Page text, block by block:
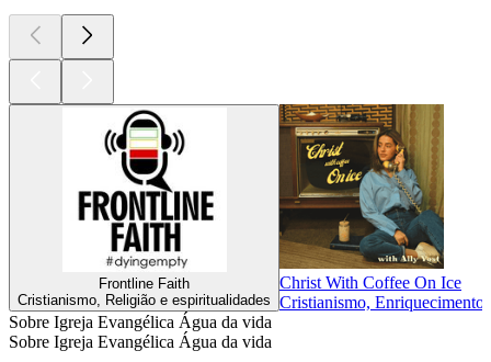
Frontline Faith
Cristianismo, Religião e espiritualidades
Christ With Coffee On Ice
Cristianismo,
Sobre Igreja Evangélica Água da vida
Sobre Igreja Evangélica Água da vida